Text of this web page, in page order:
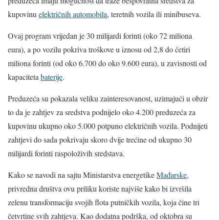
kupovinuelektričnih automobila, teretnih vozila ili minibuseva.
Ovaj program vrijedan je 30 milijardi forinti (oko 72 miliona
eura), a po vozilu pokriva troškove u iznosu od 2,8 do četiri
miliona forinti (od oko 6.700 do oko 9.600 eura), u zavisnosti od
kapacitetabaterije.
Preduzeća su pokazala veliku zainteresovanost, uzimajući u obzir
to da je zahtjev za sredstva podnijelo oko 4.200 preduzeća za
kupovinu ukupno oko 5.000 potpuno električnih vozila. Podnijeti
zahtjevi do sada pokrivaju skoro dvije trećine od ukupno 30
milijardi forinti raspoloživih sredstava.
Kako se navodi na sajtu Ministarstva energetikeMađarske,
privredna društva ovu priliku koriste najviše kako bi izvršila
zelenu transformaciju svojih flota putničkih vozila, koja čine tri
četvrtine svih zahtjeva. Kao dodatna podrška, od oktobra su